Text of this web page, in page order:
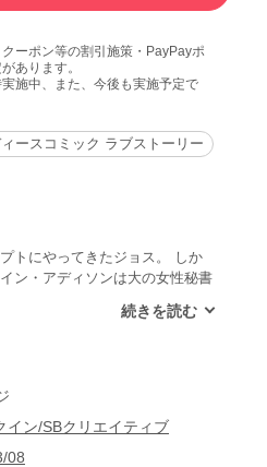
ーポン等の割引施策・PayPayポ
あります。
施中、また、今後も実施予定で
ィースコミック ラブストーリー
トにやってきたジョス。 しか
ン・アディソンは大の女性秘書
発するジョスだが、いつしか彼
イン/SBクリエイティブ
08